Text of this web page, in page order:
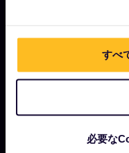
すべ
必要な
会社情報
プレスルーム
パートナーになりません